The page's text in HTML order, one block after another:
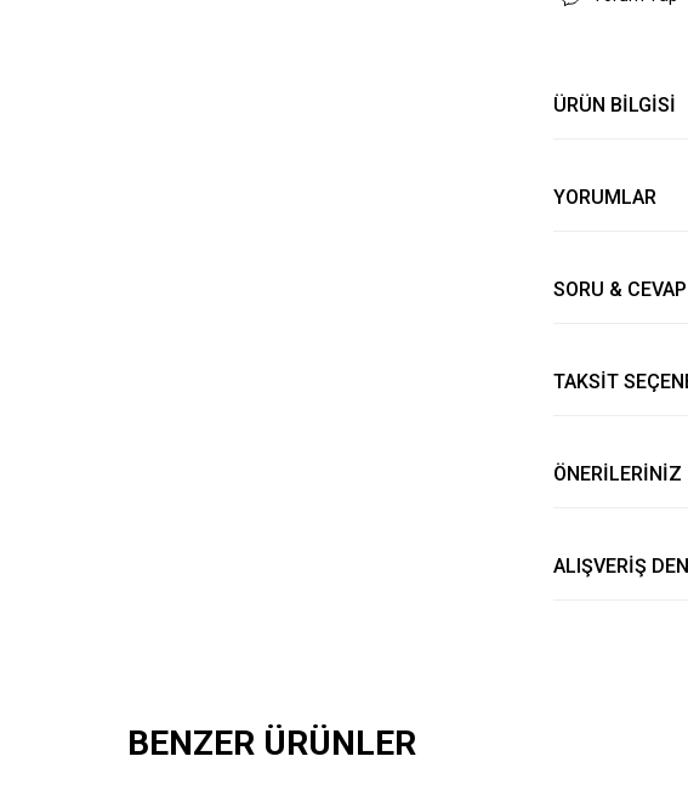
ÜRÜN BİLGİSİ
YORUMLAR
SORU & CEVAP
TAKSİT
ÖNERİLERİNİZ
ALIŞVERİŞ
BENZER ÜRÜNLER